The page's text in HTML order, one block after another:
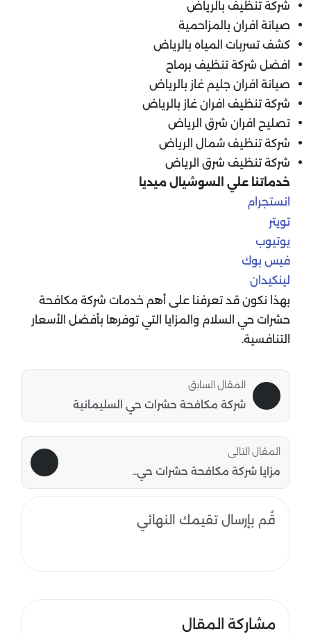
شركة تنظيف بالرياض
صيانة افران بالمزاحمية
كشف تسربات المياه بالرياض
افضل شركة تنظيف برماح
صيانة افران جليم غاز بالرياض
شركة تنظيف افران غاز بالرياض
تصليح افران شرق الرياض
شركة تنظيف شمال الرياض
شركة تنظيف شرق الرياض
خدماتنا علي السوشيال ميديا
انستجرام
تويتر
يوتيوب
فيس بوك
لينكيدان
بهذا نكون قد تعرفنا على أهم خدمات شركة مكافحة
حشرات حي السلام والمزايا التي توفرها بأفضل الأسعار
التنافسية.
المقال السابق
شركة مكافحة حشرات حي السليمانية
المقال التالى
مزايا شركة مكافحة حشرات حي..
قُم بإرسال تقيمك النهائي
مشاركة المقال